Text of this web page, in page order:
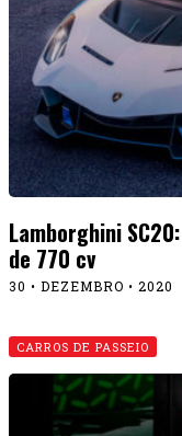
Lamborghini
de 770 cv
30 • DEZEMBRO • 2020
CARROS DE PASSEIO